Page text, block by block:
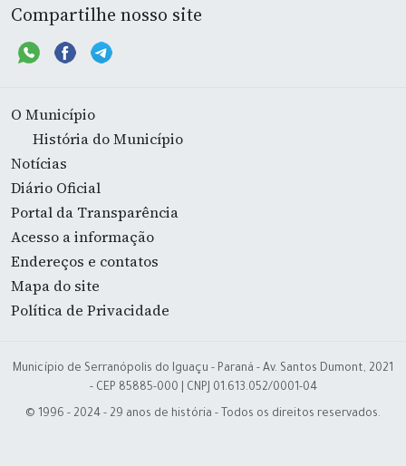
Compartilhe nosso site
O Município
História do Município
Notícias
Diário Oficial
Portal da Transparência
Acesso a informação
Endereços e contatos
Mapa do site
Política de Privacidade
Município de Serranópolis do Iguaçu - Paraná - Av. Santos Dumont, 2021
- CEP 85885-000 | CNPJ 01.613.052/0001-04
© 1996 - 2024 - 29 anos de história - Todos os direitos reservados.